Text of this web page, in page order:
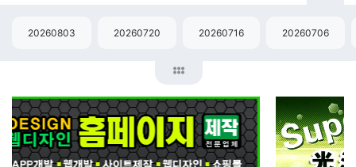
20260803 20260720 20260716 20260706